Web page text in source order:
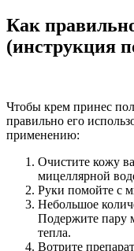
Как
(инструкция
Чтобы крем принес
правильно его
применению:
Очистите кожу
мицеллярной
Руки помойте с
Небольшое
Подержите пару
тепла.
Вотрите